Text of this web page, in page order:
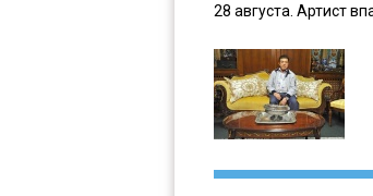
28 августа. Артист